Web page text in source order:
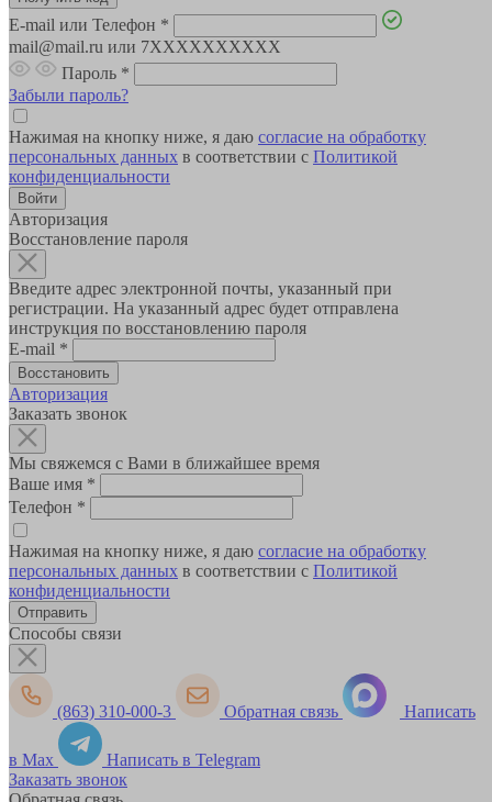
E-mail или Телефон *
mail@mail.ru или 7XXXXXXXXXX
Пароль *
Забыли пароль?
Нажимая на кнопку ниже, я даю согласие на обработку
персональных данных в соответствии с Политикой
конфиденциальности
Авторизация
Восстановление пароля
Введите адрес электронной почты, указанный при
регистрации. На указанный адрес будет отправлена
инструкция по восстановлению пароля
E-mail *
Авторизация
Заказать звонок
Мы свяжемся с Вами в ближайшее время
Ваше имя *
Телефон *
Нажимая на кнопку ниже, я даю согласие на обработку
персональных данных в соответствии с Политикой
конфиденциальности
Способы связи
(863) 310-000-3 Обратная связь Написать
в Max
Написать в Telegram
Заказать звонок